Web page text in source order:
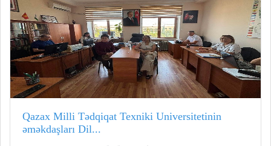
Qazax Milli Tədqiqat Texniki Universitetinin
əməkdaşları Dil...